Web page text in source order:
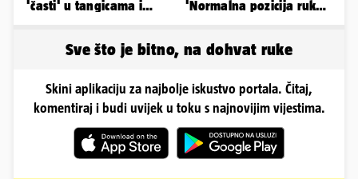
'časti' u tangicama i
'Normalna pozicija ruku
Sve što je bitno, na dohvat ruke
Skini aplikaciju za najbolje iskustvo portala. Čitaj,
komentiraj i budi uvijek u toku s najnovijim vijestima.